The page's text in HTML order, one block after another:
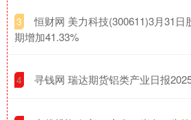
3
恒财网 美力科技(300611)3月31日
期增加41.33%
4 寻钱网 瑞达期货铝类产业日报